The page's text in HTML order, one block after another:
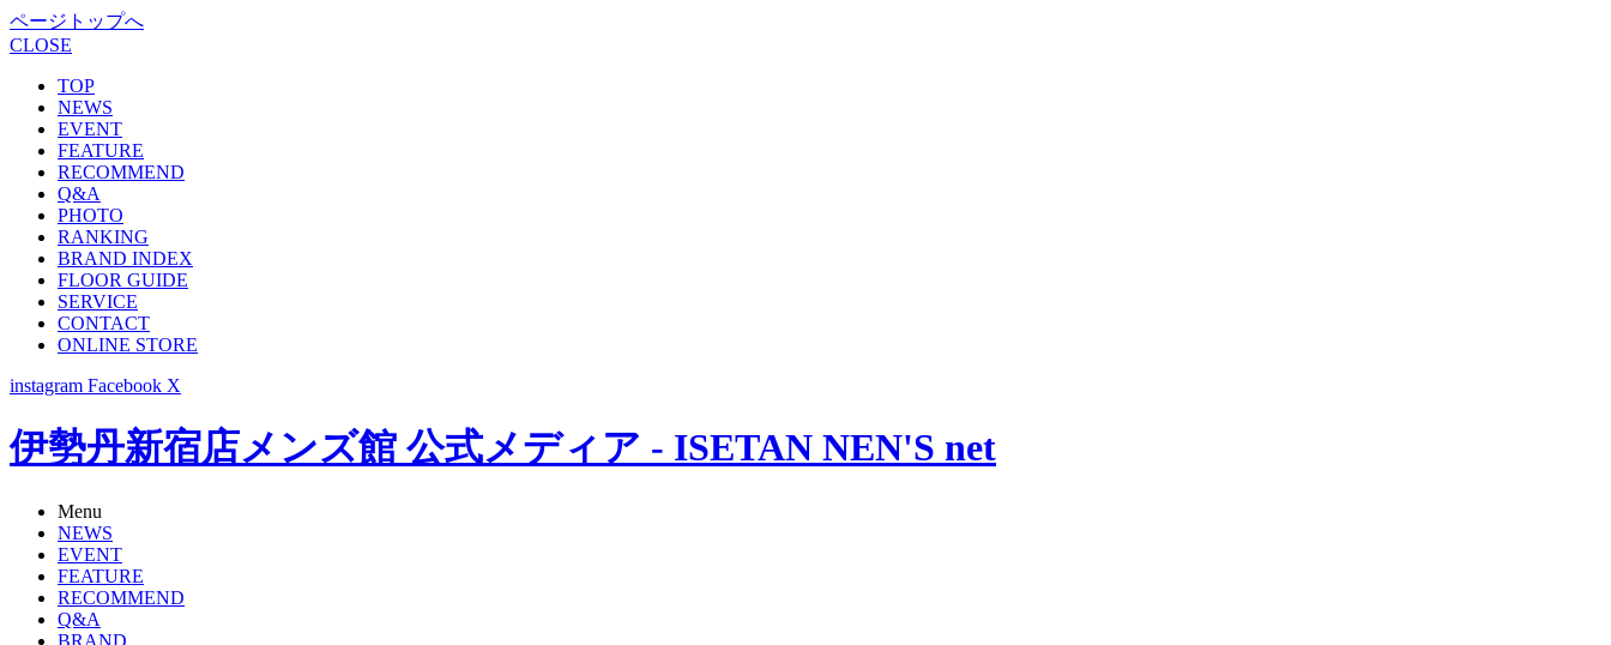
ページトップへ
CLOSE
TOP
NEWS
EVENT
FEATURE
RECOMMEND
Q&A
PHOTO
RANKING
BRAND INDEX
FLOOR GUIDE
SERVICE
CONTACT
ONLINE STORE
instagram Facebook X
伊勢丹新宿店メンズ館 公式メディア - ISETAN NEN'S net
Menu
NEWS
EVENT
FEATURE
RECOMMEND
Q&A
BRAND